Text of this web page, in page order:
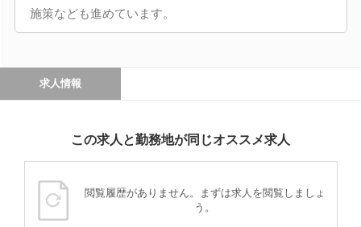
施策なども進めています。
求人情報
この求人と勤務地が同じオススメ求人
閲覧履歴がありません。まずは求人を閲覧しましょ
う。